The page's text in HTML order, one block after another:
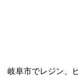
岐阜市でレジン、